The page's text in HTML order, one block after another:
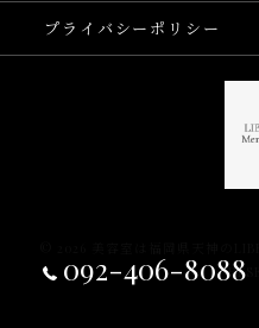
092-406-8088
プライバシーポリシー
© 2026 美容室は福岡県天神の